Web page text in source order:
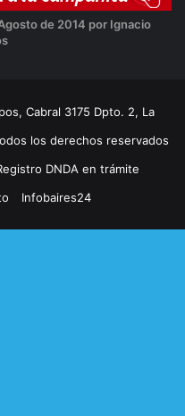
de 2014 por Ignacio
Cabral 3175 Dpto. 2, La
los derechos reservados
DNDA en trámite
Infobaires24